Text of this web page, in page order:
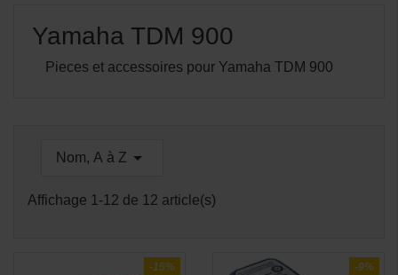
Yamaha TDM 900
Pieces et accessoires pour Yamaha TDM 900
Nom, A à Z 
Affichage 1-12 de 12 article(s)
-15% -9%